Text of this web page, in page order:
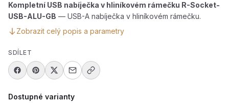
Kompletní USB nabíječka v hliníkovém rámečku R-Socket-
USB-ALU-GB — USB-A nabíječka v hliníkovém rámečku.
Zobrazit celý popis a parametry
SDÍLET
Dostupné varianty